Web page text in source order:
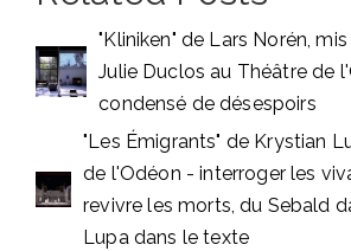
"Kliniken" de Lars Norén,
Julie Duclos au Théâtre de
condensé de désespoirs
"Les Émigrants" de Krystian
de l'Odéon - interroger les
revivre les morts, du Sebald
Lupa dans le texte